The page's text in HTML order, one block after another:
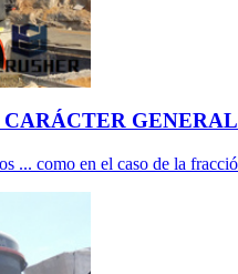
GENERAL
... como en el caso de la